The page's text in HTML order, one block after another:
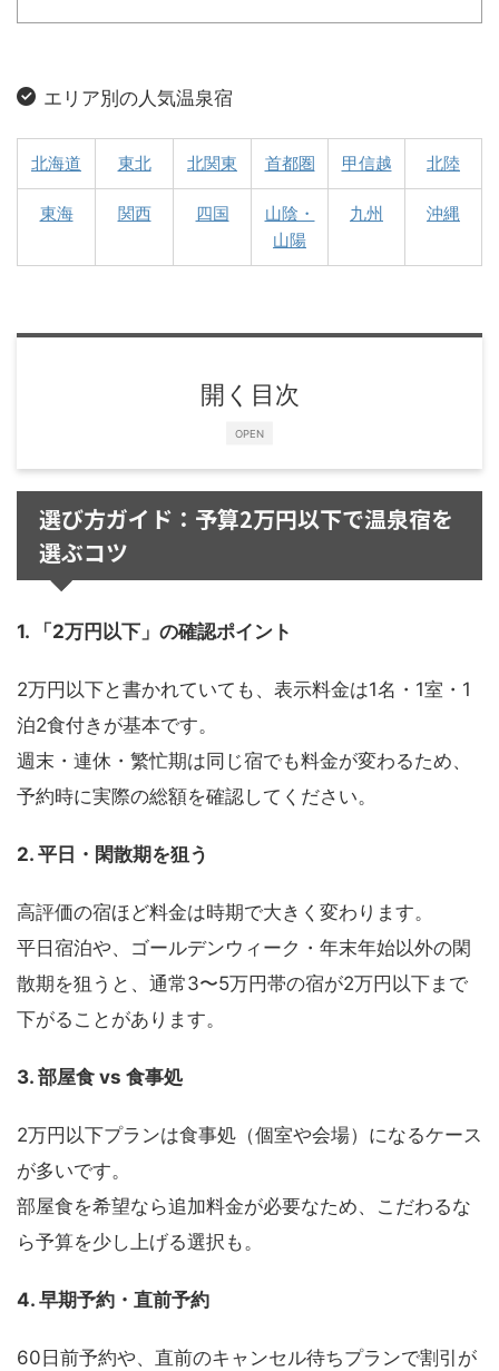
エリア別の人気温泉宿
北海道 東北 北関東 首都圏 甲信越 北陸
東海 関西 四国
山陰・
山陽
九州 沖縄
OPEN
開く目次
選び方ガイド：予算2万円以下で温泉宿を
選ぶコツ
1. 「2万円以下」の確認ポイント
2万円以下と書かれていても、表示料金は1名・1室・1
泊2食付きが基本です。
週末・連休・繁忙期は同じ宿でも料金が変わるため、
予約時に実際の総額を確認してください。
2. 平日・閑散期を狙う
高評価の宿ほど料金は時期で大きく変わります。
平日宿泊や、ゴールデンウィーク・年末年始以外の閑
散期を狙うと、通常3〜5万円帯の宿が2万円以下まで
下がることがあります。
3. 部屋食 vs 食事処
2万円以下プランは食事処（個室や会場）になるケース
が多いです。
部屋食を希望なら追加料金が必要なため、こだわるな
ら予算を少し上げる選択も。
4. 早期予約・直前予約
60日前予約や、直前のキャンセル待ちプランで割引が